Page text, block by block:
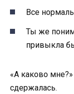
Все
Ты же
привыкла
«А каково
сдержалась.